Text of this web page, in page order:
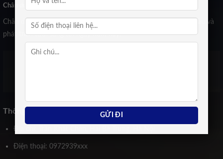
Chân dung CEO
Chân dung những con người đầu tiên dìu dắt Novihome khởi đầu và
phát triển tươi sáng tới ngày hôm nay:
Thông tin liên hệ
Địa chỉ: Trần Khát Chân, Hai Bà Trưng, Hà Nội
Điện thoại: 0972939xxx